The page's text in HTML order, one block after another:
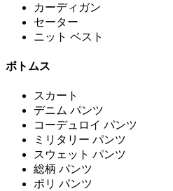
カーディガン
セーター
ニット ベスト
ボトムス
スカート
デニム パンツ
コーデュロイ パンツ
ミリタリー パンツ
スウェット パンツ
総柄 パンツ
ポリ パンツ